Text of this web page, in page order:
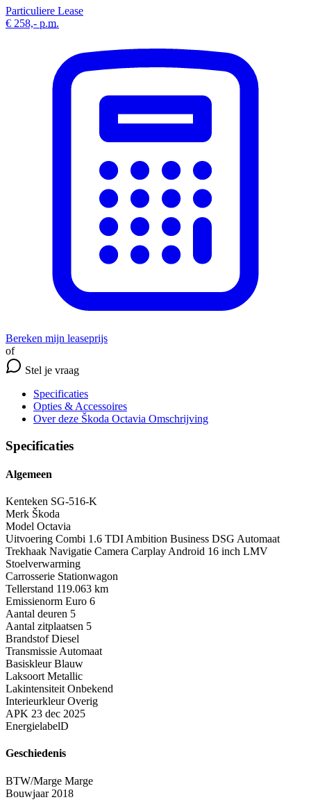
Particuliere Lease
€ 258,- p.m.
Bereken mijn leaseprijs
of
Stel je vraag
Specificaties
Opties & Accessoires
Over deze Škoda Octavia Omschrijving
Specificaties
Algemeen
Kenteken SG-516-K
Merk Škoda
Model Octavia
Uitvoering Combi 1.6 TDI Ambition Business DSG Automaat
Trekhaak Navigatie Camera Carplay Android 16 inch LMV
Stoelverwarming
Carrosserie Stationwagon
Tellerstand 119.063 km
Emissienorm Euro 6
Aantal deuren 5
Aantal zitplaatsen 5
Brandstof Diesel
Transmissie Automaat
Basiskleur Blauw
Laksoort Metallic
Lakintensiteit Onbekend
Interieurkleur Overig
APK 23 dec 2025
EnergielabelD
Geschiedenis
BTW/Marge Marge
Bouwjaar 2018